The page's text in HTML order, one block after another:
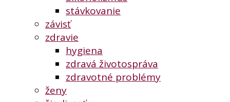
stávkovanie
závisť
zdravie
hygiena
zdravá životospráva
zdravotné problémy
ženy